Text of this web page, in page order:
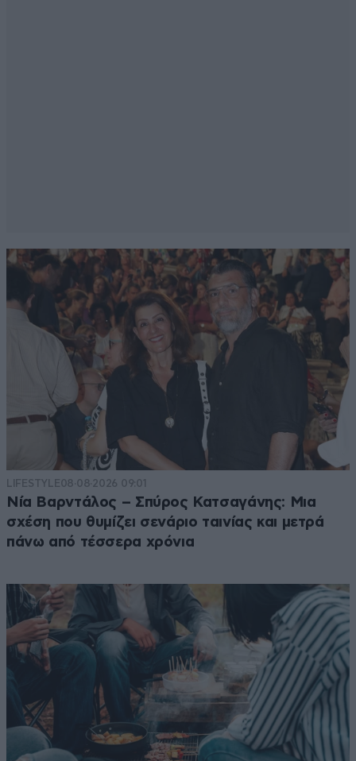
LIFESTYLE08·08·2026 09:01
Νία Βαρντάλος – Σπύρος Κατσαγάνης: Μια
σχέση που θυμίζει σενάριο ταινίας και μετρά
πάνω από τέσσερα χρόνια